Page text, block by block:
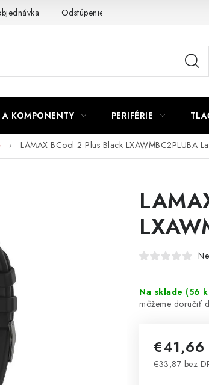
Odstúpenie od zmluvy
A KOMPONENTY PERIFÉRIE
LAMAX BCool 2 Plus Black LXAWMBC2PLUBA
Na sklade (56
€41,66
€33,87 bez